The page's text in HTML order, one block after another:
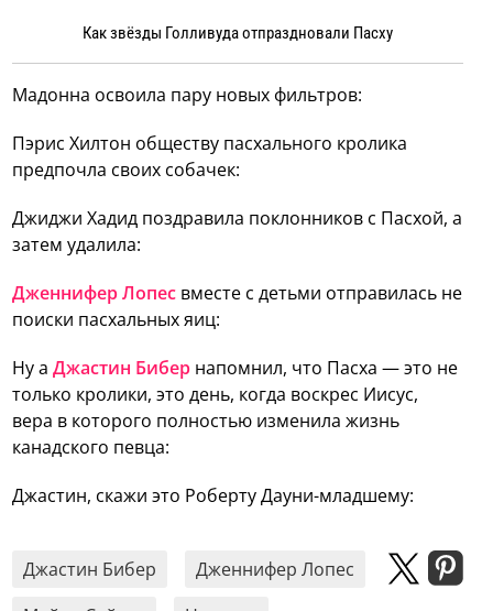
Как звёзды Голливуда отпраздновали Пасху
Мадонна освоила пару новых фильтров:
Пэрис Хилтон обществу пасхального кролика
предпочла своих собачек:
Джиджи Хадид поздравила поклонников с Пасхой, а
затем удалила:
Дженнифер Лопес вместе с детьми отправилась не
поиски пасхальных яиц:
Ну аДжастин Бибер напомнил, что Пасха — это не
только кролики, это день, когда воскрес Иисус,
вера в которого полностью изменила жизнь
канадского певца:
Джастин, скажи это Роберту Дауни-младшему:
Джастин Бибер
Дженнифер Лопес